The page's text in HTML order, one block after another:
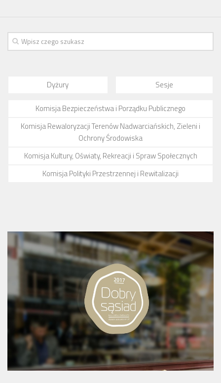
Dyżury Sesje
Komisja Bezpieczeństwa i Porządku Publicznego
Komisja Rewaloryzacji Terenów Nadwarciańskich, Zieleni i
Ochrony Środowiska
Komisja Kultury, Oświaty, Rekreacji i Spraw Społecznych
Komisja Polityki Przestrzennej i Rewitalizacji